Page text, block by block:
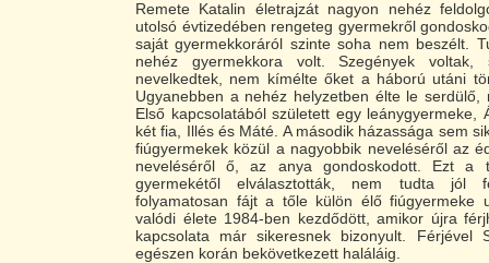
Remete Katalin életrajzát nagyon nehéz
utolsó évtizedében rengeteg gyermekről
saját gyermekkoráról szinte soha nem beszélt.
nehéz gyermekkora volt. Szegények voltak,
nevelkedtek, nem kímélte őket a háború utáni
Ugyanebben a nehéz helyzetben élte le serdülő,
Első kapcsolatából született egy leánygyermeke,
két fia, Illés és Máté. A második házassága sem
fiúgyermekek közül a nagyobbik neveléséről az
neveléséről ő, az anya gondoskodott. Ezt a
gyermekétől elválasztották, nem tudta jól
folyamatosan fájt a tőle külön élő fiúgyermeke
valódi élete 1984-ben kezdődött, amikor újra
kapcsolata már sikeresnek bizonyult. Férjével
egészen korán bekövetkezett haláláig.